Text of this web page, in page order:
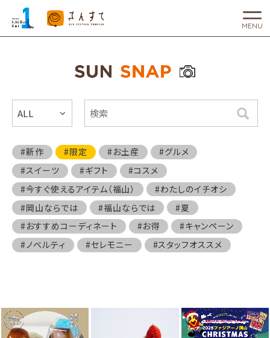
MENU
ALL 検索
#新作 #限定 #お土産
#グルメ
#スイーツ
#ギフト
#コスメ
#今すぐ使えるアイテム（福山）
#わたしのイチオシ
#岡山ならでは
#福山ならでは
#夏
#おすすめコーディネート
#お得
#キャンペーン
#ノベルティ
#セレモニー #スタッフオススメ